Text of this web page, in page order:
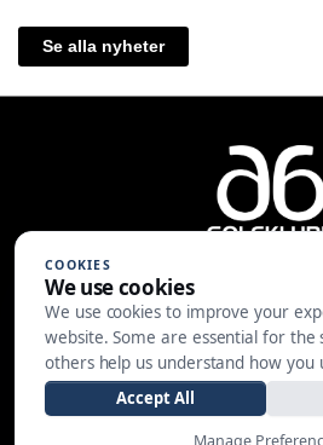
Se alla nyheter
A6 Golfklubb |
553 05 JÖNKÖPING |
|
COOKIES
We use cookies
We use cookies to improve your
website. Some are essential for the
others help us understand how you
Accept All
Manage